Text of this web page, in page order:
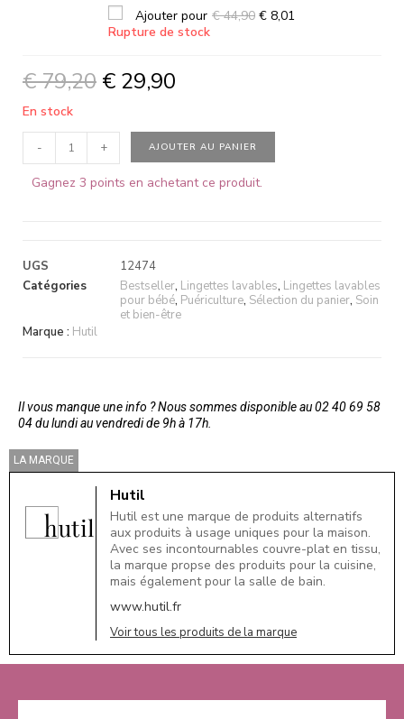
Ajouter pour €44,90 € 8,01
Rupture de stock
€79,20 € 29,90
En stock
- + AJOUTER AU PANIER
Gagnez 3 points en achetant ce produit.
UGS
12474
Catégories
Bestseller, Lingettes lavables, Lingettes lavables
pour bébé, Puériculture, Sélection du panier, Soin
et bien-être
Marque : Hutil
Il vous manque une info ? Nous sommes disponible au 02 40 69 58
04 du lundi au vendredi de 9h à 17h.
LA MARQUE
Hutil
Hutil est une marque de produits alternatifs
aux produits à usage uniques pour la maison.
Avec ses incontournables couvre-plat en tissu,
la marque propse des produits pour la cuisine,
mais également pour la salle de bain.
www.hutil.fr
Voir tous les produits de la marque